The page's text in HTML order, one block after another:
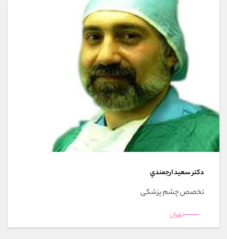
دکتر سعيد ارجمندي
تخصص چشم پزشکی
تهران